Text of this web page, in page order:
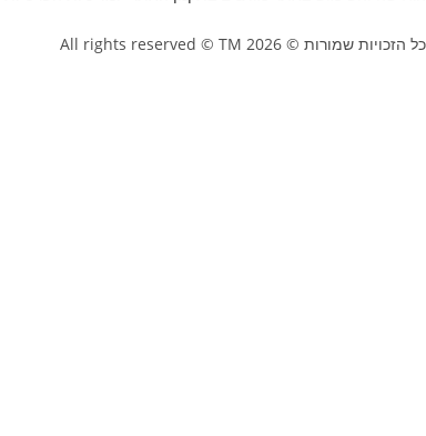
כל הזכויות שמורות © All rights reserved © TM 2026